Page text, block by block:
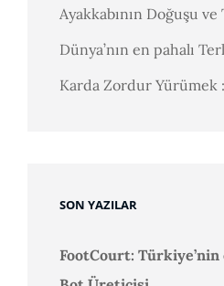
Ayakkabının Doğuşu
Dünya’nın en pahalı
Karda Zordur Yürümek
SON YAZILAR
FootCourt: